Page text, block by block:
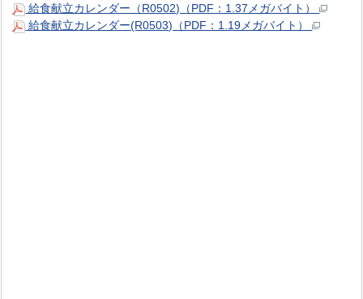
給食献立カレンダー（R0502)（PDF：1.37メガバイト）
給食献立カレンダー(R0503)（PDF：1.19メガバイト）